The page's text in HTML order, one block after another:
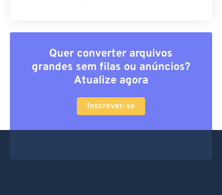
Quer converter arquivos
grandes sem filas ou anúncios?
Atualize agora
Inscrever-se